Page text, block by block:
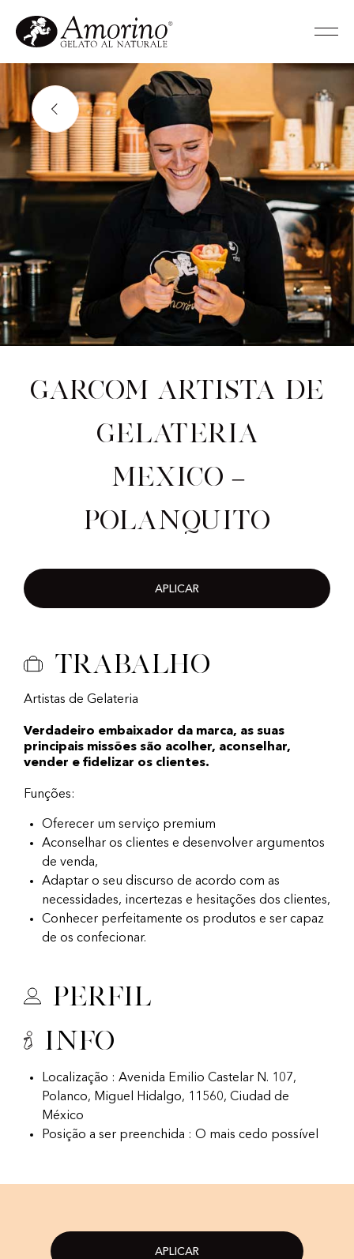
Garcom artista de
gelateria
Mexico –
Polanquito
APLICAR
Trabalho
Artistas de Gelateria
Verdadeiro embaixador da marca, as suas
principais missões são acolher, aconselhar,
vender e fidelizar os clientes.
Funções:
Oferecer um serviço premium
Aconselhar os clientes e desenvolver argumentos
de venda,
Adaptar o seu discurso de acordo com as
necessidades, incertezas e hesitações dos clientes,
Conhecer perfeitamente os produtos e ser capaz
de os confecionar.
Perfil
Info
Localização : Avenida Emilio Castelar N. 107,
Polanco, Miguel Hidalgo, 11560, Ciudad de
México
Posição a ser preenchida : O mais cedo possível
APLICAR